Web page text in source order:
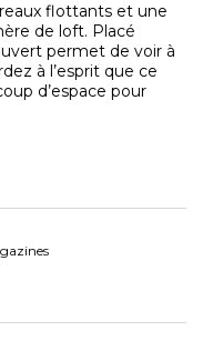
flottants et une
de loft. Placé
permet de voir à
à l’esprit que ce
d’espace pour